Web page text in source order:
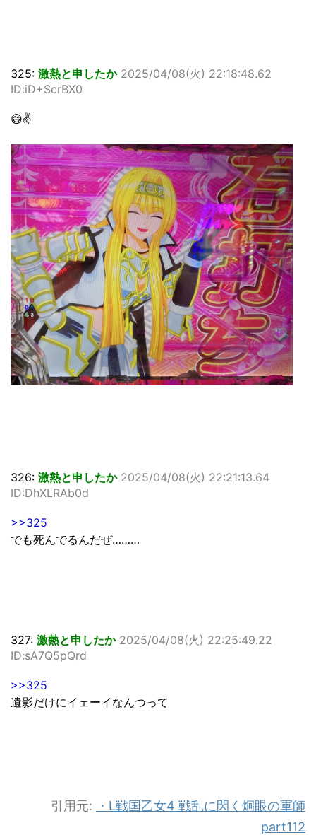
325: 激熱と申したか 2025/04/08(火) 22:18:48.62
ID:iD+ScrBX0
😄✌
326: 激熱と申したか 2025/04/08(火) 22:21:13.64
ID:DhXLRAb0d
>>325
でも死んでるんだぜ………
327: 激熱と申したか 2025/04/08(火) 22:25:49.22
ID:sA7Q5pQrd
>>325
遺影だけにイェーイなんつって
引用元:
・L戦国乙女4 戦乱に閃く炯眼の軍師
part112